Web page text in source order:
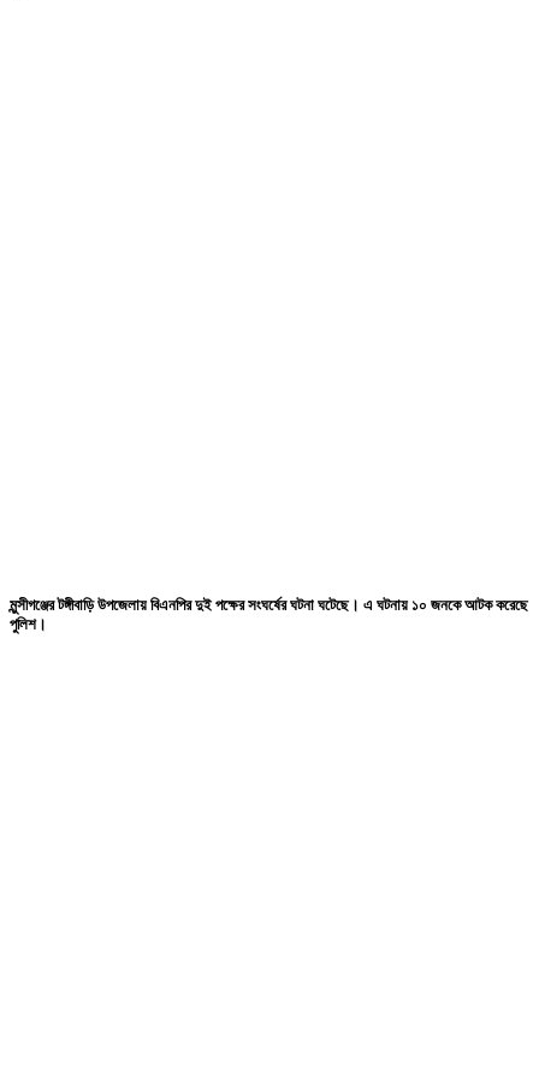
মুন্সীগঞ্জের টঙ্গীবাড়ি উপজেলায় বিএনপির দুই পক্ষের সংঘর্ষের ঘটনা ঘটেছে। এ ঘটনায় ১০ জনকে আটক করেছে
পুলিশ।